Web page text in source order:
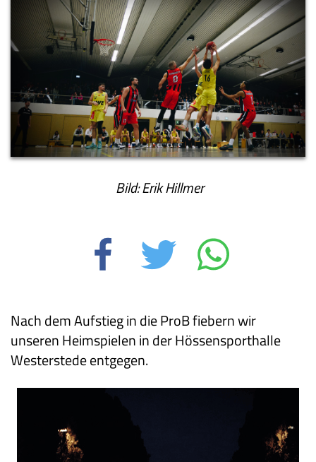
Bild: Erik Hillmer
Nach dem Aufstieg in die ProB fiebern wir
unseren Heimspielen in der Hössensporthalle
Westerstede entgegen.